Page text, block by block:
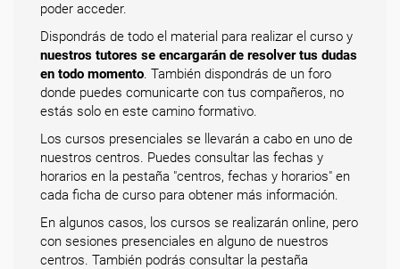
poder acceder.
Dispondrás de todo el material para realizar el curso y
nuestros tutores se encargarán de resolver tus dudas
en todo momento. También dispondrás de un foro
donde puedes comunicarte con tus compañeros, no
estás solo en este camino formativo.
Los cursos presenciales se llevarán a cabo en uno de
nuestros centros. Puedes consultar las fechas y
horarios en la pestaña "centros, fechas y horarios" en
cada ficha de curso para obtener más información.
En algunos casos, los cursos se realizarán online, pero
con sesiones presenciales en alguno de nuestros
centros. También podrás consultar la pestaña